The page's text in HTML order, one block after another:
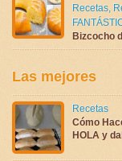
Recetas,
Bizcocho
Las mejores
Recetas
Cómo
HOLA y